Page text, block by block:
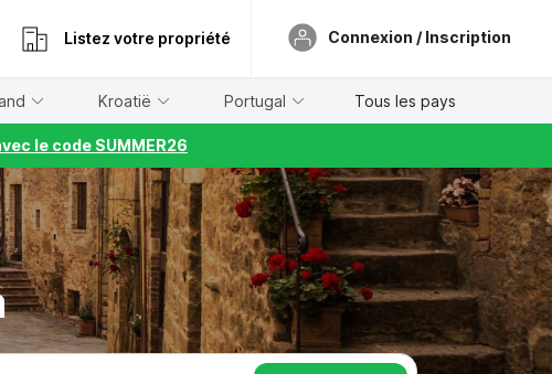
Listez votre propriété Connexion / Inscription
Kroatië Portugal Tous les pays
le code SUMMER26